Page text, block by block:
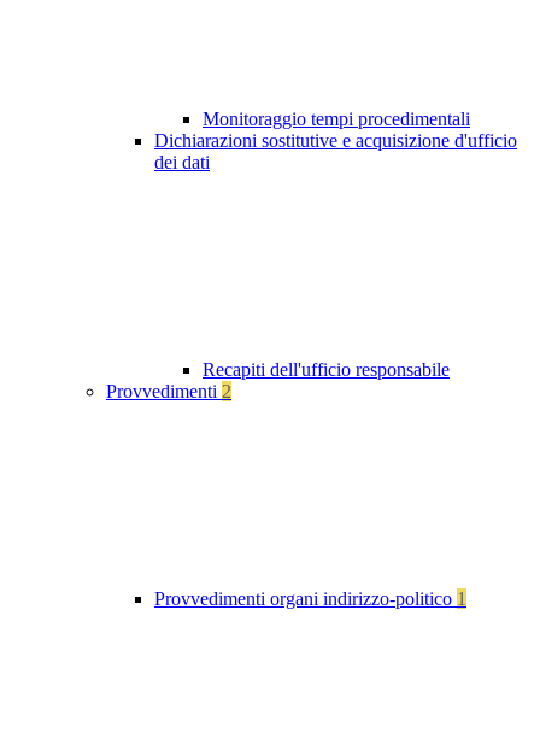
Monitoraggio tempi procedimentali
Dichiarazioni sostitutive e acquisizione d'ufficio
dei dati
Recapiti dell'ufficio responsabile
Provvedimenti 2
Provvedimenti organi indirizzo-politico 1